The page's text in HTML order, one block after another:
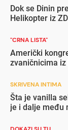
Dok se Dinin
Helikopter iz
"CRNA LISTA"
Američki
zvaničnicima iz
SKRIVENA INTIMA
Šta je vanilla
je i dalje među